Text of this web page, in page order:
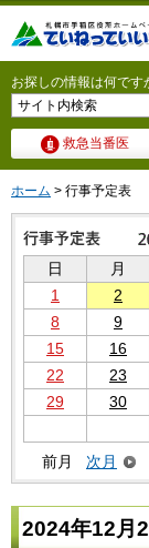
お探しの情報は何です
救急当番医
ホーム > 行事予定表
日 月
1
2
8
9
15
16
22
23
29
30
前月 次月
2024年12月